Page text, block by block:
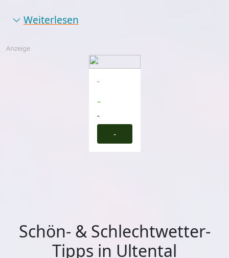
Weiterlesen
Anzeige
-
-
-
-
Schön- & Schlechtwetter-
Tipps in Ultental